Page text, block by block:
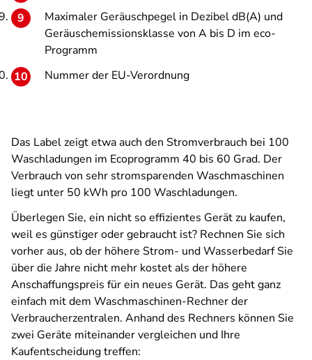
Maximaler Geräuschpegel in Dezibel dB(A) und
Geräuschemissionsklasse von A bis D im eco-
Programm
Nummer der EU-Verordnung
Das Label zeigt etwa auch den Stromverbrauch bei 100
Waschladungen im Ecoprogramm 40 bis 60 Grad. Der
Verbrauch von sehr stromsparenden Waschmaschinen
liegt unter 50 kWh pro 100 Waschladungen.
Überlegen Sie, ein nicht so effizientes Gerät zu kaufen,
weil es günstiger oder gebraucht ist? Rechnen Sie sich
vorher aus, ob der höhere Strom- und Wasserbedarf Sie
über die Jahre nicht mehr kostet als der höhere
Anschaffungspreis für ein neues Gerät. Das geht ganz
einfach mit dem Waschmaschinen-Rechner der
Verbraucherzentralen. Anhand des Rechners können Sie
zwei Geräte miteinander vergleichen und Ihre
Kaufentscheidung treffen: